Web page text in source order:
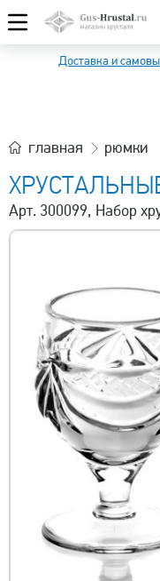
Доставка и
главная рюмки
Арт. 300099, Набор